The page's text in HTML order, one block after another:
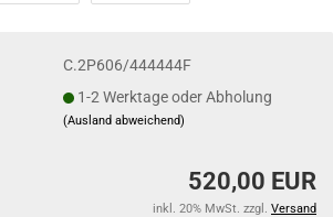
C.2P606/444444F
1-2 Werktage oder Abholung
(Ausland abweichend)
520,00 EUR
inkl. 20% MwSt. zzgl. Versand